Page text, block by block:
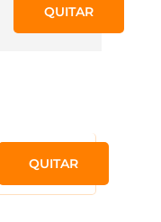
QUITAR
QUITAR